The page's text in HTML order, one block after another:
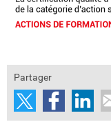
Partager